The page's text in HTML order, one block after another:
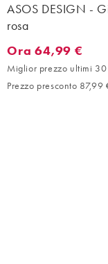
ASOS DESIGN -
rosa
Ora 64,99 €. Miglior
Ora 64,99 €
Miglior prezzo ultimi
Prezzo presconto 87,99